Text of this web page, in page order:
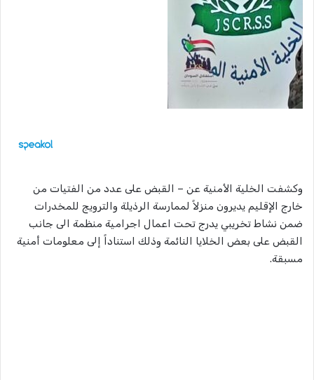
وكشفت الخلية الأمنية عن – القبض على عدد من الفتيات من
خارج الإقليم يديرون منزلاً لممارسة الرذيلة والترويج للمخدرات
ضمن نشاط تخريبي يدرج تحت اعمال اجرامية منظمة الى جانب
القبض على بعض الخلايا النائمة وذلك استناداً إلى معلومات أمنية
مسبقة.